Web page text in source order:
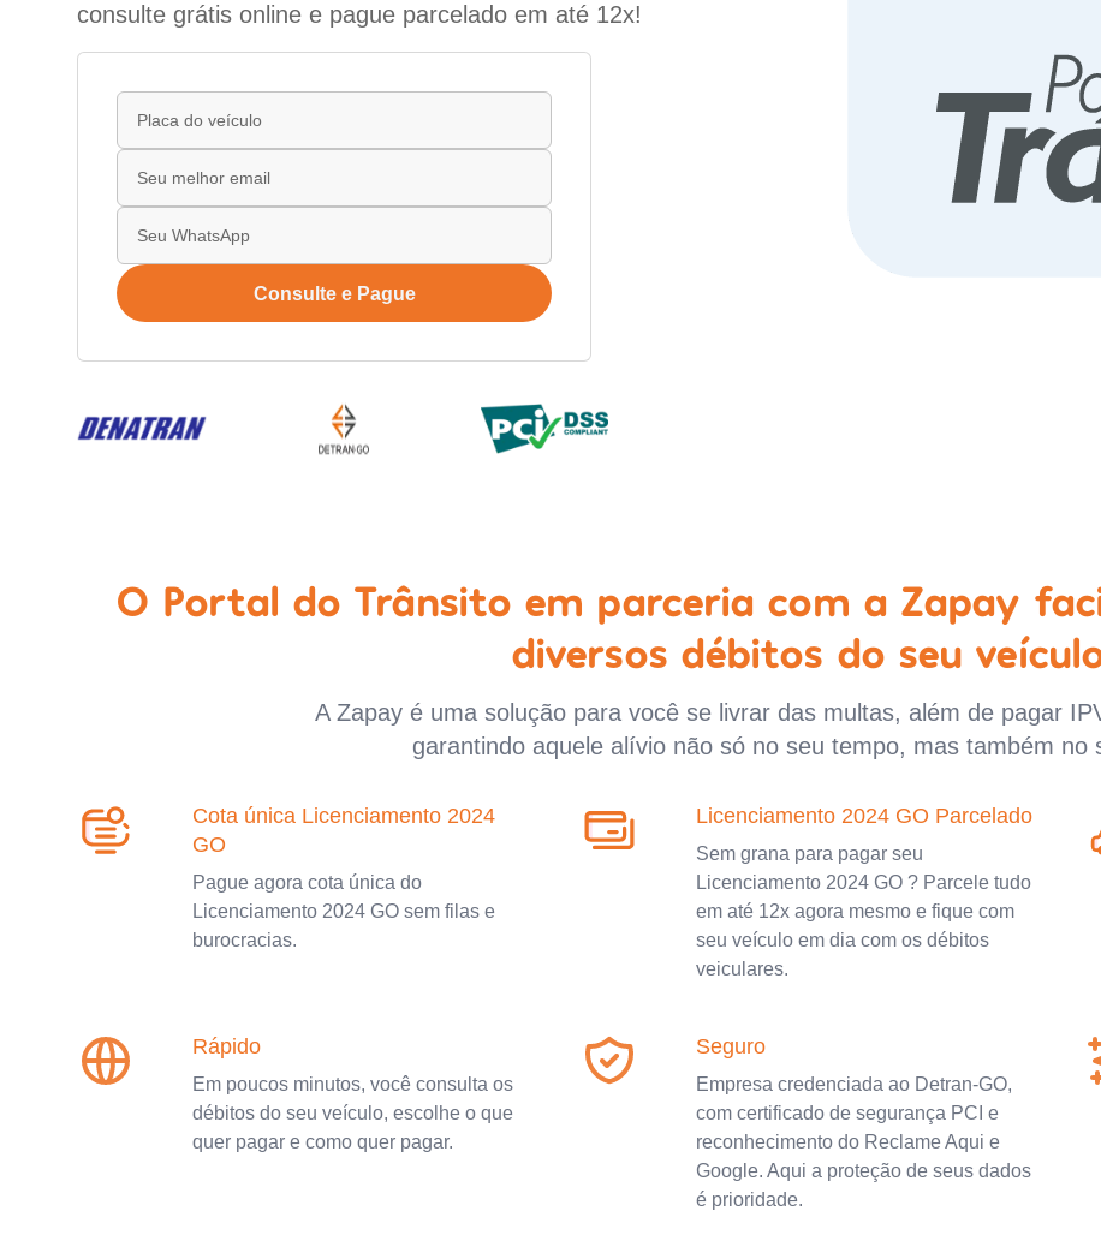
consulte grátis online e pague parcelado em até 12x!
Consulte e Pague
O Portal do Trânsito em parceria com a Zapay
diversos débitos do seu
A Zapay é uma solução para você se livrar das multas, além de pagar
garantindo aquele alívio não só no seu tempo, mas também no
Cota única Licenciamento 2024
GO
Pague agora cota única do
Licenciamento 2024 GO sem filas e
burocracias.
Licenciamento 2024 GO Parcelado
Sem grana para pagar seu
Licenciamento 2024 GO ? Parcele tudo
em até 12x agora mesmo e fique com
seu veículo em dia com os débitos
veiculares.
Rápido
Em poucos minutos, você consulta os
débitos do seu veículo, escolhe o que
quer pagar e como quer pagar.
Seguro
Empresa credenciada ao Detran-GO,
com certificado de segurança PCI e
reconhecimento do Reclame Aqui e
Google. Aqui a proteção de seus dados
é prioridade.